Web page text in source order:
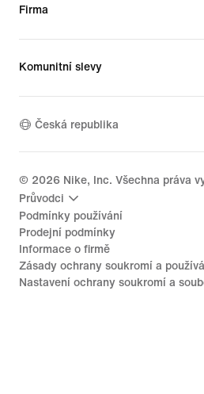
Firma
Komunitní slevy
Česká republika
© 2026 Nike, Inc. Všechna práva
Průvodci
Podmínky používání
Prodejní podmínky
Informace o firmě
Zásady ochrany soukromí a
Nastavení ochrany soukromí a